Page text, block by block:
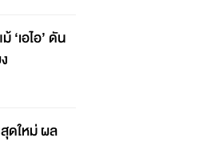
‘เอไอ’ ดัน
ดใหม่ ผล